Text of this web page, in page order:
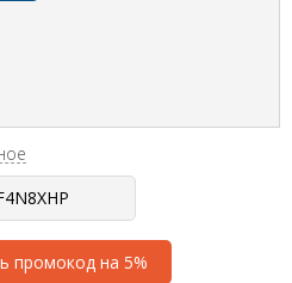
промокод на 5%